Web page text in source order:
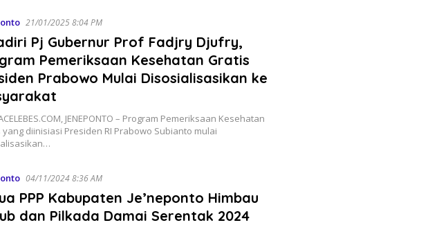
21/01/2025 8:04 PM
Pj Gubernur Prof Fadjry Djufry,
Pemeriksaan Kesehatan Gratis
Prabowo Mulai Disosialisasikan ke
JENEPONTO – Program Pemeriksaan Kesehatan
yang diinisiasi Presiden RI Prabowo Subianto mulai
04/11/2024 8:36 AM
PPP Kabupaten Je’neponto Himbau
dan Pilkada Damai Serentak 2024